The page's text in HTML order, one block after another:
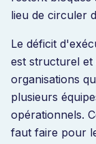
lieu de circuler
Le déficit
est structurel et
organisations
plusieurs
opérationnels.
faut faire pour